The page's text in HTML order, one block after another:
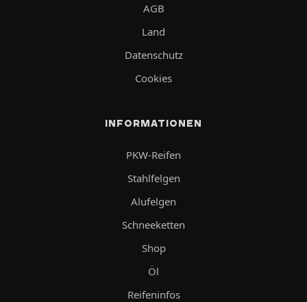
AGB
Land
Datenschutz
Cookies
INFORMATIONEN
PKW-Reifen
Stahlfelgen
Alufelgen
Schneeketten
Shop
Öl
Reifeninfos